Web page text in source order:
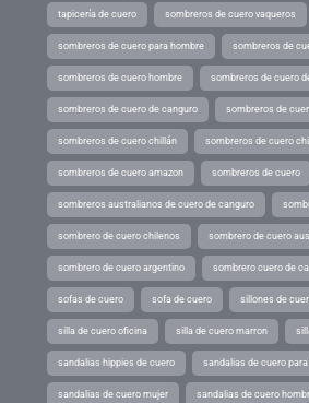
tapicería de cuero sombreros de cuero vaqueros
sombreros de cuero para hombre sombreros de
sombreros de cuero hombre sombreros de cuero
sombreros de cuero de canguro sombreros de
sombreros de cuero chillán sombreros de cuero
sombreros de cuero amazon sombreros de cuero
sombreros australianos de cuero de canguro
sombrero de cuero chilenos sombrero de cuero
sombrero de cuero argentino sombrero cuero de
sofas de cuero sofa de cuero sillones de
silla de cuero oficina silla de cuero marron
sandalias hippies de cuero sandalias de cuero
sandalias de cuero mujer sandalias de cuero